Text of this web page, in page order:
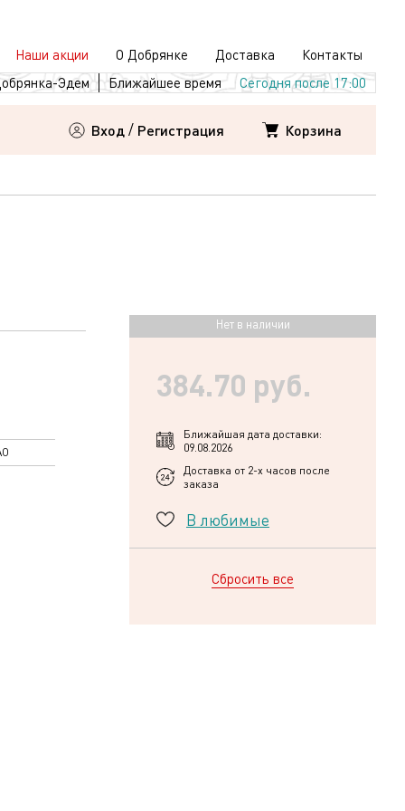
Наши акции О Добрянке Доставка Контакты
Эдем Ближайшее время Сегодня после 17:00
Вход / Регистрация Корзина
Нет в наличии
384.70 руб.
Ближайшая дата доставки:
09.08.2026
Доставка от 2-х часов после
заказа
В любимые
Сбросить все